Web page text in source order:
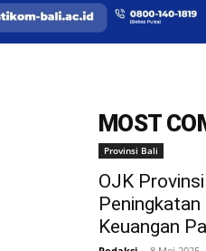
MOST
Provinsi Bali
OJK
Keuangan